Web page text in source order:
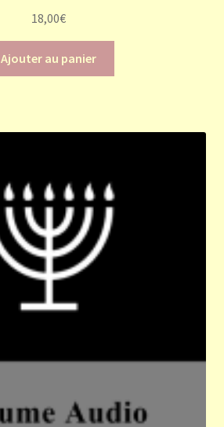
18,00€
Ajouter au panier